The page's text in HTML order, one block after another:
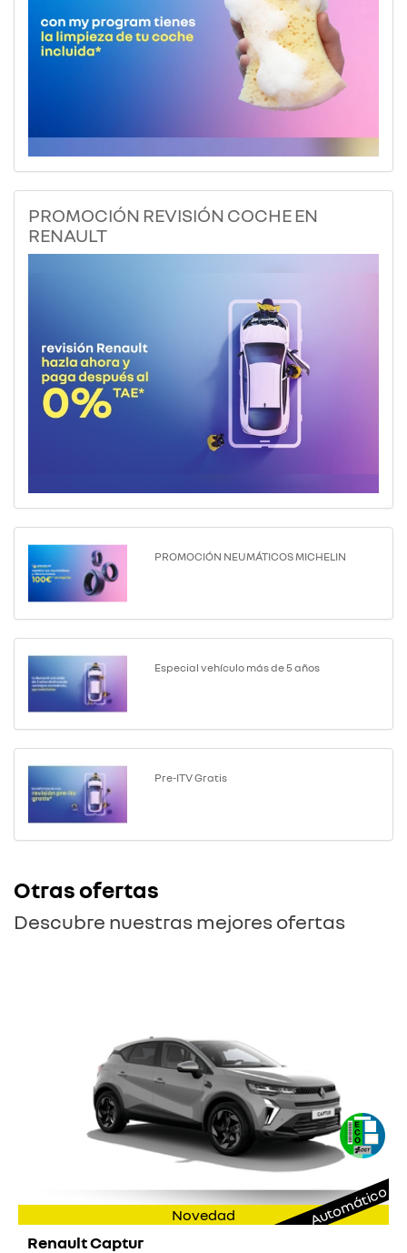
PROMOCIÓN REVISIÓN COCHE EN
RENAULT
PROMOCIÓN NEUMÁTICOS MICHELIN
Especial vehículo más de 5 años
Pre-ITV Gratis
Otras ofertas
Descubre nuestras mejores ofertas
Novedad Automático
Renault Captur